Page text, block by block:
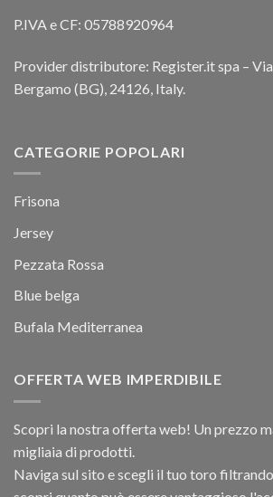
P.IVA e CF: 05788920964
Provider distributore: Register.it spa –
Bergamo (BG), 24126, Italy.
CATEGORIE POPOLARI
Frisona
Jersey
Pezzata Rossa
Blue belga
Bufala Mediterranea
OFFERTA WEB IMPERDIBILE
Scopri la nostra offerta web! Un prezzo
migliaia di prodotti.
Naviga sul sito e scegli il tuo toro